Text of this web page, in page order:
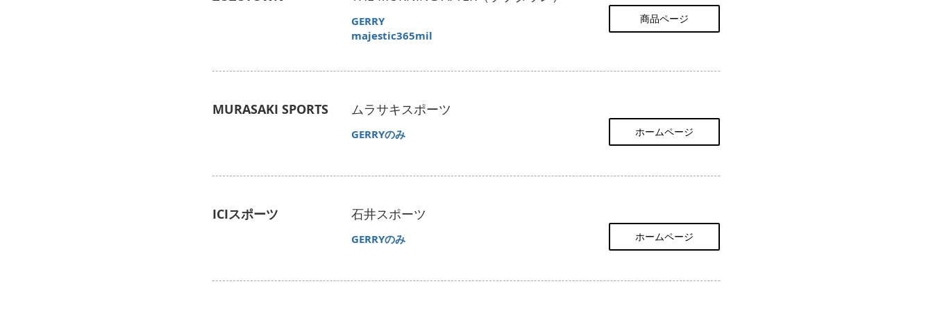
​GERRY
majestic365mil
商品ページ
MURASAKI SPORTS ムラサキスポーツ
​​GERRYのみ ホームページ
ICIスポーツ 石井スポーツ
​​GERRYのみ ホームページ